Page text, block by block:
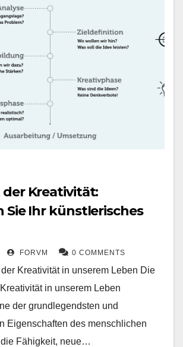
der Kreativität:
Sie Ihr künstlerisches
FORVM 0 COMMENTS
Kreativität in unserem Leben Die
in unserem Leben
der grundlegendsten und
Eigenschaften des menschlichen
Fähigkeit, neue…